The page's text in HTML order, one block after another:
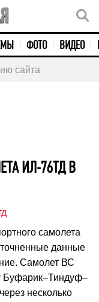
ФОТО ВИДЕО
сайта
ИЛ-76ТД В
самолета
данные
Самолет ВС
Буфарик–Тиндуф–
несколько